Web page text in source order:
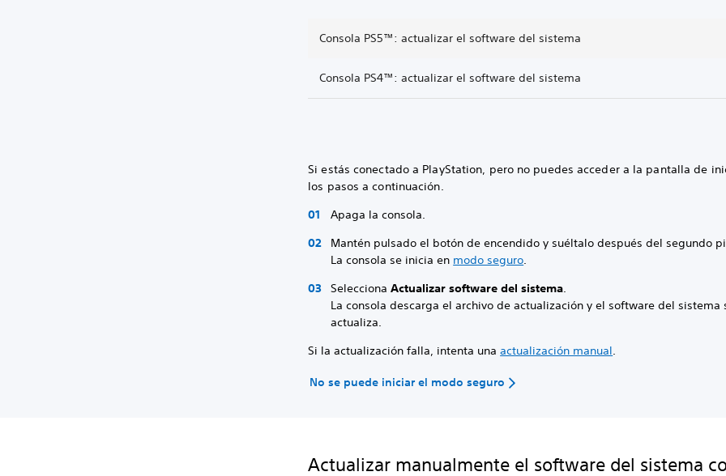
Consola PS5™: actualizar el software del sistema
Consola PS4™: actualizar el software del sistema
Si estás conectado a PlayStation, pero no puedes acceder a la pantalla de
los pasos a continuación.
Apaga la consola.
Mantén pulsado el botón de encendido y suéltalo después del segundo
La consola se inicia en modo seguro.
SeleccionaActualizar software del sistema.
La consola descarga el archivo de actualización y el software del sistema
actualiza.
Si la actualización falla, intenta unaactualización manual.
No se puede iniciar el modo seguro
Actualizar manualmente el software del sistema